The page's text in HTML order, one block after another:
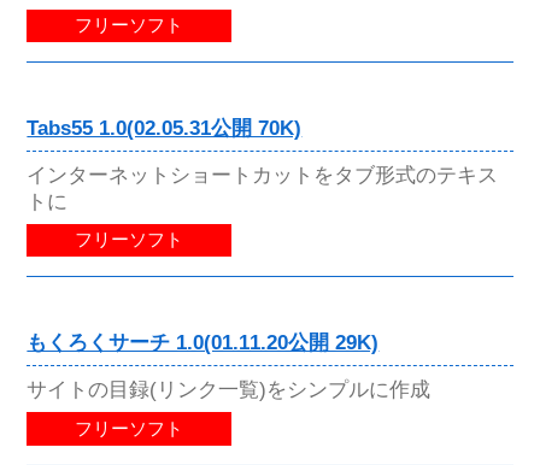
フリーソフト
Tabs55 1.0(02.05.31公開 70K)
インターネットショートカットをタブ形式のテキス
トに
フリーソフト
もくろくサーチ 1.0(01.11.20公開 29K)
サイトの目録(リンク一覧)をシンプルに作成
フリーソフト